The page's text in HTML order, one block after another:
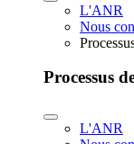
L'ANR
Nous
Processus
L'ANR